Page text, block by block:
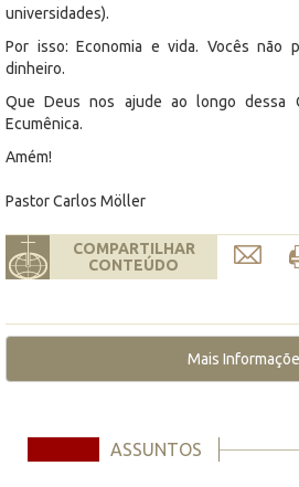
universidades).
Por isso: Economia e vida. Vocês não
dinheiro.
Que Deus nos ajude ao longo dessa
Ecumênica.
Amém!
Pastor Carlos Möller
COMPARTILHAR
CONTEÚDO
Mais
ASSUNTOS